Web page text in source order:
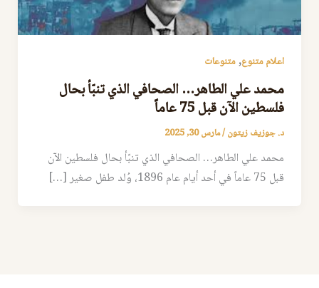
اعلام متنوع,متنوعات
محمد علي الطاهر… الصحافي الذي تنبّأ بحال
فلسطين الآن قبل 75 عاماً
د. جوزيف زيتون/مارس 30, 2025
محمد علي الطاهر… الصحافي الذي تنبّأ بحال فلسطين الآن
قبل 75 عاماً في أحد أيام عام 1896، وُلد طفل صغير […]